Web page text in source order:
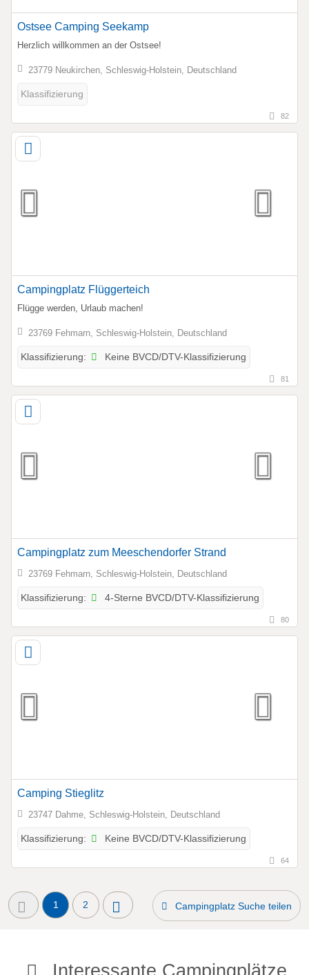
Ostsee Camping Seekamp
Herzlich willkommen an der Ostsee!
23779 Neukirchen, Schleswig-Holstein, Deutschland
Klassifizierung
82
Campingplatz Flüggerteich
Flügge werden, Urlaub machen!
23769 Fehmarn, Schleswig-Holstein, Deutschland
Klassifizierung: Keine BVCD/DTV-Klassifizierung
81
Campingplatz zum Meeschendorfer Strand
23769 Fehmarn, Schleswig-Holstein, Deutschland
Klassifizierung: 4-Sterne BVCD/DTV-Klassifizierung
80
Camping Stieglitz
23747 Dahme, Schleswig-Holstein, Deutschland
Klassifizierung: Keine BVCD/DTV-Klassifizierung
64
1 2 Campingplatz Suche teilen